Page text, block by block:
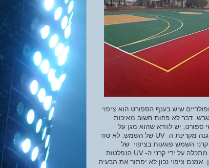
שיש בענף הספורט הוא ציפוי
דבר לא פחות חשוב מאיכות
ספורט, יש לוודא שהוא מגן על
השחקנים מפני החלקה. הפרמטר השני שחשוב לבדוק בבחירה של חומר ציפוי הוא הגנה מקרינת ה- UV של השמש. לא סוד
השמש פוגעות בציפוי של
אשר נעשתה עם צבעים איכותיים מתכלה על ידי קרני ה- UV הנפלטות
ציפוי נכון לא יפתור את הבעיה